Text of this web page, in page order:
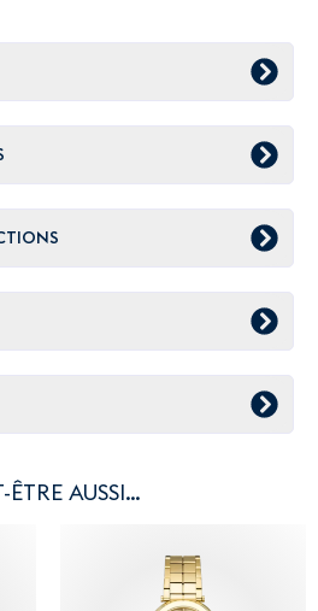
ÊTRE AUSSI…